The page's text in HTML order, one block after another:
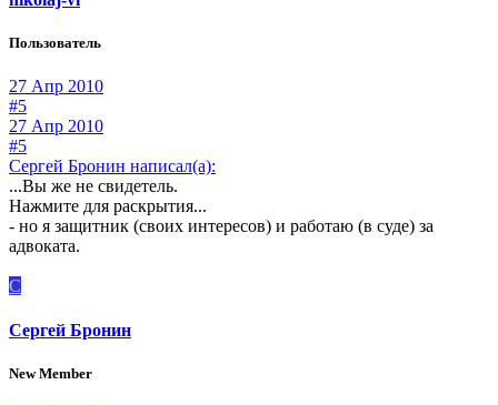
Пользователь
27 Апр 2010
#5
27 Апр 2010
#5
Сергей Бронин написал(а):
...Вы же не свидетель.
Нажмите для раскрытия...
- но я защитник (своих интересов) и работаю (в суде) за
адвоката.
С
Сергей Бронин
New Member